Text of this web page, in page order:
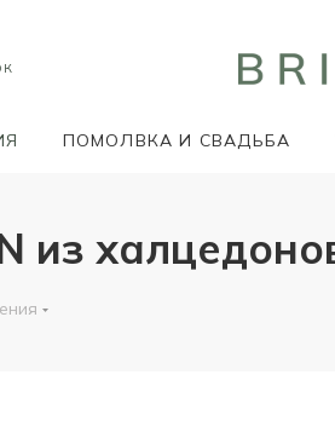
ПОМОЛВКА И СВАДЬБА
из